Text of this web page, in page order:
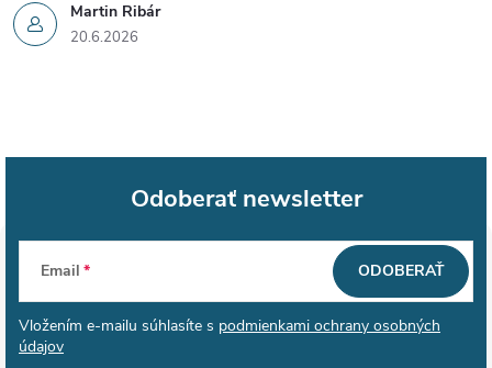
Martin Ribár
20.6.2026
Z
á
Odoberať newsletter
Email
Vložením e-mailu súhlasíte s podmienkami ochrany osobných
údajov
ODOBERAŤ